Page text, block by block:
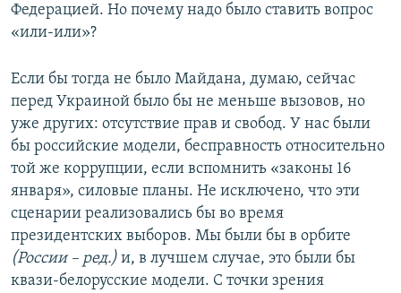
Федерацией. Но почему надо было ставить вопрос
«или-или»?
Если бы тогда не было Майдана, думаю, сейчас
перед Украиной было бы не меньше вызовов, но
уже других: отсутствие прав и свобод. У нас были
бы российские модели, бесправность относительно
той же коррупции, если вспомнить «законы 16
января», силовые планы. Не исключено, что эти
сценарии реализовались бы во время
президентских выборов. Мы были бы в орбите
(России – ред.) и, в лучшем случае, это были бы
квази-белорусские модели. С точки зрения